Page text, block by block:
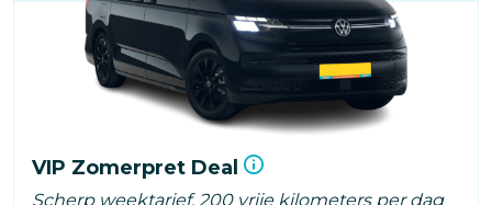
VIP Zomerpret Deal
Scherp weektarief, 200 vrije kilometers per dag